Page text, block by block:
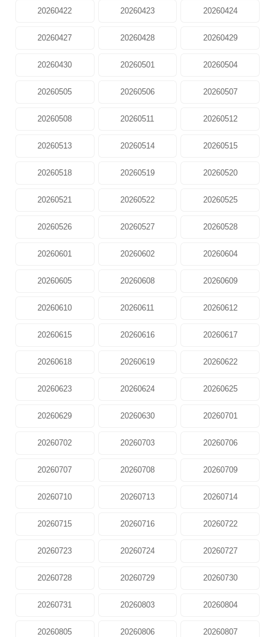
20260422 20260423 20260424
20260427 20260428 20260429
20260430 20260501 20260504
20260505 20260506 20260507
20260508 20260511 20260512
20260513 20260514 20260515
20260518 20260519 20260520
20260521 20260522 20260525
20260526 20260527 20260528
20260601 20260602 20260604
20260605 20260608 20260609
20260610 20260611 20260612
20260615 20260616 20260617
20260618 20260619 20260622
20260623 20260624 20260625
20260629 20260630 20260701
20260702 20260703 20260706
20260707 20260708 20260709
20260710 20260713 20260714
20260715 20260716 20260722
20260723 20260724 20260727
20260728 20260729 20260730
20260731 20260803 20260804
20260805 20260806 20260807